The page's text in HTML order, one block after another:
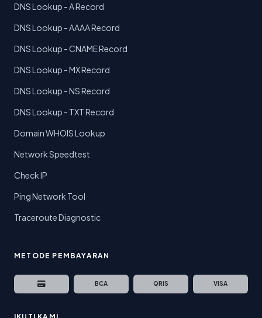
DNS Lookup - A Record
DNS Lookup - AAAA Record
DNS Lookup - CNAME Record
DNS Lookup - MX Record
DNS Lookup - NS Record
DNS Lookup - TXT Record
Domain WHOIS Lookup
Network Speedtest
Check IP
Ping Network Tool
Traceroute Diagnostic
METODE PEMBAYARAN
BCA QRIS VISA